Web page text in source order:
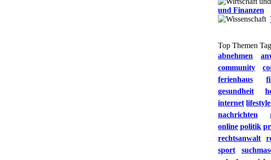
und Finanzen
Top Themen
abnehmen
community
ferienhaus
gesundheit
internet lifestyle
nachrichten
online politik
rechtsanwalt
sport